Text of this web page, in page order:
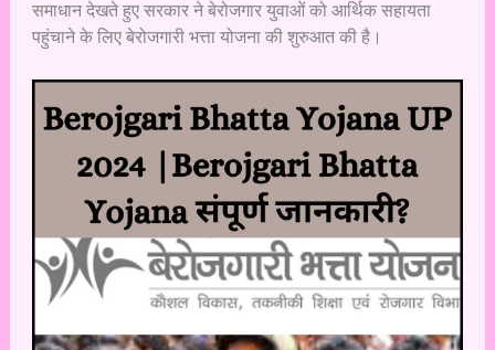
समाधान देखते हुए सरकार ने बेरोजगार युवाओं को आर्थिक सहायता
पहुंचाने के लिए बेरोजगारी भत्ता योजना की शुरुआत की है।